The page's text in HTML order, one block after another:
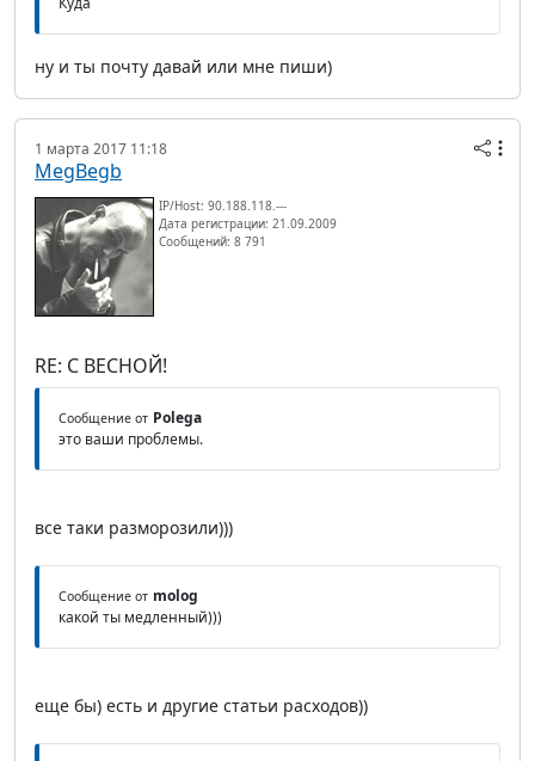
ну и ты почту давай или мне пиши)
1 марта 2017 11:18
MegBegb
IP/Host: 90.188.118.---
Дата регистрации: 21.09.2009
Сообщений: 8 791
RE: С ВЕСНОЙ!
Сообщение от Polega
это ваши проблемы.
все таки разморозили)))
Сообщение от molog
какой ты медленный)))
еще бы) есть и другие статьи расходов))